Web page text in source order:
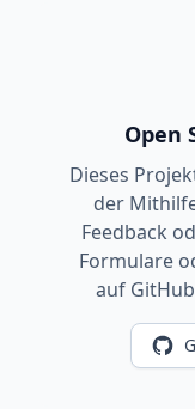
Open
Dieses
der
Feedback
Formulare
auf